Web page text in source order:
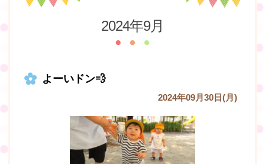
2024年9月
よーいドン💨
2024年09月30日(月)